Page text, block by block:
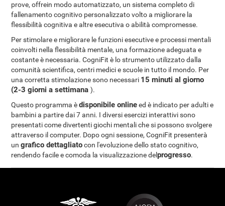
prove, offrein modo automatizzato, un sistema completo di
fallenamento cognitivo personalizzato volto a migliorare la
flessibilità cognitiva e altre esecutiva o abilità compromesse.
Per stimolare e migliorare le funzioni esecutive e processi mentali
coinvolti nella flessibilità mentale, una formazione adeguata e
costante è necessaria. CogniFit è lo strumento utilizzato dalla
comunità scientifica, centri medici e scuole in tutto il mondo. Per
una corretta stimolazione sono necessari 15 minuti al giorno
(2-3 giorni a settimana).
Questo programma èdisponibile onlineed è indicato per adulti e
bambini a partire dai 7 anni. I diversi esercizi interattivi sono
presentati come divertenti giochi mentali che si possono svolgere
attraverso il computer. Dopo ogni sessione, CogniFit presenterà
ungrafico dettagliatocon l'evoluzione dello stato cognitivo,
rendendo facile e comoda la visualizzazione delprogresso.